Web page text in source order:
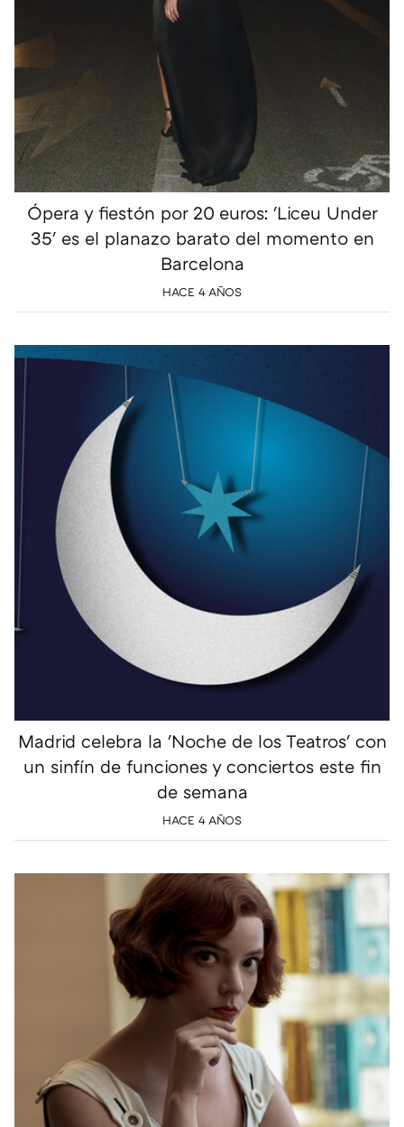
Ópera y fiestón por 20 euros: 'Liceu Under
35' es el planazo barato del momento en
Barcelona
HACE 4 AÑOS
Madrid celebra la 'Noche de los Teatros' con
un sinfín de funciones y conciertos este fin
de semana
HACE 4 AÑOS